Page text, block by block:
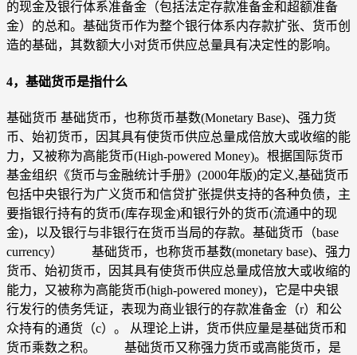
的现金及银行体系准备金（包括法定存款准备金和超额准备
金）的总和。基础货币作为整个银行体系内存款扩张、货币创
造的基础，其数额大小对货币供应总量具有决定性的影响。
4，基础货币是指什么
基础货币 基础货币，也称货币基数(Monetary Base)、强力货
币、始初货币，因其具有使货币供应总量成倍放大或收缩的能
力，又被称为高能货币(High-powered Money)。根据国际货币
基金组织《货币与金融统计手册》(2000年版)的定义,基础货币
包括中央银行为广义货币和信贷扩张提供支持的各种负债，主
要指银行持有的货币(库存现金)和银行外的货币(流通中的现
金)，以及银行与非银行在货币当局的存款。基础货币（base
currency） 基础货币，也称货币基数(monetary base)、强力
货币、始初货币，因其具有使货币供应总量成倍放大或收缩的
能力，又被称为高能货币(high-powered money)，它是中央银
行发行的债务凭证，表现为商业银行的存款准备金（r）和公
众持有的通货（c）。 从理论上讲，货币供应量是基础货币和
货币乘数之积。 基础货币又称强力货币或高能货币，是